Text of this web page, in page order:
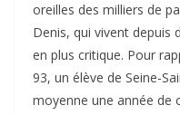
oreilles des milliers de
Denis, qui vivent depuis
en plus critique. Pour
93, un élève de Seine-
moyenne une année de